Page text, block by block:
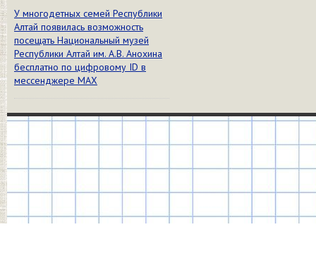
У многодетных семей Республики
Алтай появилась возможность
посещать Национальный музей
Республики Алтай им. А.В. Анохина
бесплатно по цифровому ID в
мессенджере МАХ